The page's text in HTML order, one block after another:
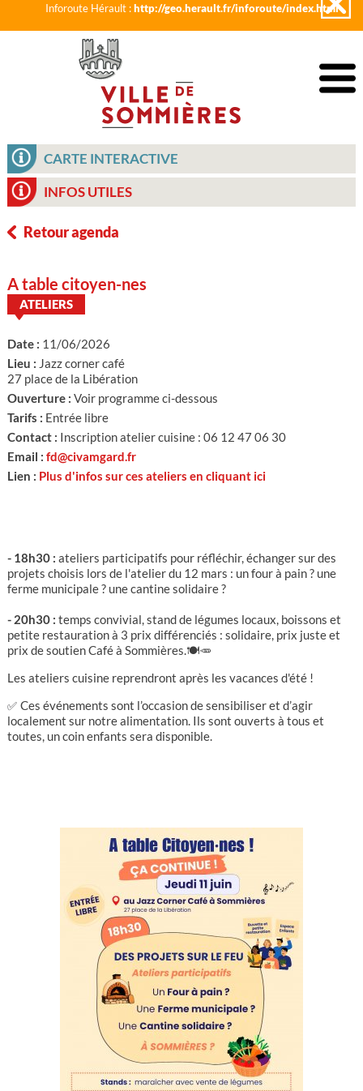
Inforoute Hérault :http://geo.herault.fr/inforoute/index.html
CARTE INTERACTIVE
INFOS UTILES
Retour agenda
A table citoyen-nes
ATELIERS
Date : 11/06/2026
Lieu : Jazz corner café
27 place de la Libération
Ouverture : Voir programme ci-dessous
Tarifs : Entrée libre
Contact : Inscription atelier cuisine : 06 12 47 06 30
Email : fd@civamgard.fr
Lien : Plus d'infos sur ces ateliers en cliquant ici
- 18h30 : ateliers participatifs pour réfléchir, échanger sur des
projets choisis lors de l'atelier du 12 mars : un four à pain ? une
ferme municipale ? une cantine solidaire ?
- 20h30 : temps convivial, stand de légumes locaux, boissons et
petite restauration à 3 prix différenciés : solidaire, prix juste et
prix de soutien Café à Sommières.🍽️🥕
Les ateliers cuisine reprendront après les vacances d'été !
✅ Ces événements sont l’occasion de sensibiliser et d’agir
localement sur notre alimentation. Ils sont ouverts à tous et
toutes, un coin enfants sera disponible.